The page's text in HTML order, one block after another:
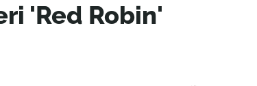
'Red Robin'